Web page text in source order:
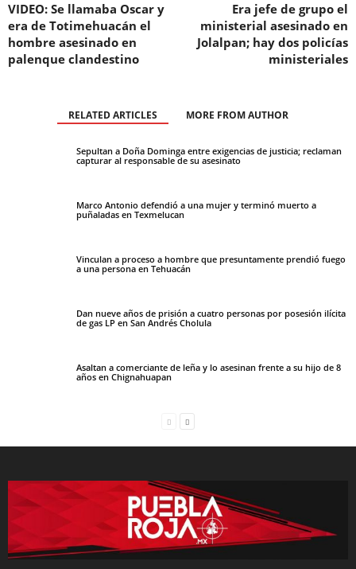
VIDEO: Se llamaba Oscar y
era de Totimehuacán el
hombre asesinado en
palenque clandestino
Era jefe de grupo el
ministerial asesinado en
Jolalpan; hay dos policías
ministeriales
RELATED ARTICLES MORE FROM AUTHOR
Sepultan a Doña Dominga entre exigencias de justicia; reclaman
capturar al responsable de su asesinato
Marco Antonio defendió a una mujer y terminó muerto a
puñaladas en Texmelucan
Vinculan a proceso a hombre que presuntamente prendió fuego
a una persona en Tehuacán
Dan nueve años de prisión a cuatro personas por posesión ilícita
de gas LP en San Andrés Cholula
Asaltan a comerciante de leña y lo asesinan frente a su hijo de 8
años en Chignahuapan